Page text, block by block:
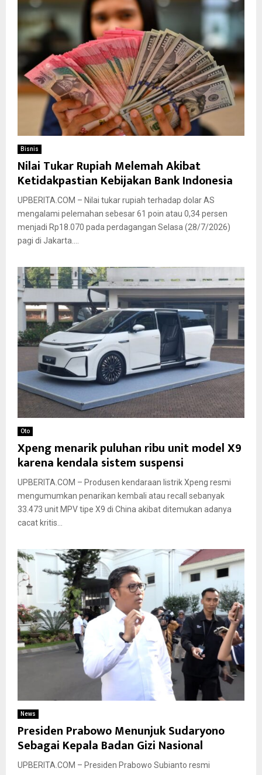
Bisnis
Nilai Tukar Rupiah Melemah Akibat
Ketidakpastian Kebijakan Bank Indonesia
UPBERITA.COM – Nilai tukar rupiah terhadap dolar AS
mengalami pelemahan sebesar 61 poin atau 0,34 persen
menjadi Rp18.070 pada perdagangan Selasa (28/7/2026)
pagi di Jakarta....
Oto
Xpeng menarik puluhan ribu unit model X9
karena kendala sistem suspensi
UPBERITA.COM – Produsen kendaraan listrik Xpeng resmi
mengumumkan penarikan kembali atau recall sebanyak
33.473 unit MPV tipe X9 di China akibat ditemukan adanya
cacat kritis...
News
Presiden Prabowo Menunjuk Sudaryono
Sebagai Kepala Badan Gizi Nasional
UPBERITA.COM – Presiden Prabowo Subianto resmi